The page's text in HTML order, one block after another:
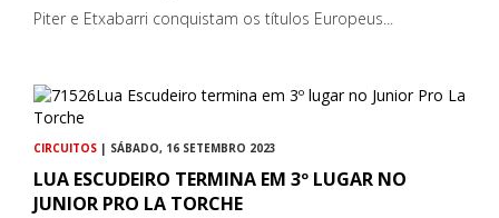
Piter e Etxabarri conquistam os títulos Europeus...
CIRCUITOS | SÁBADO, 16 SETEMBRO 2023
LUA ESCUDEIRO TERMINA EM 3º LUGAR NO
JUNIOR PRO LA TORCHE